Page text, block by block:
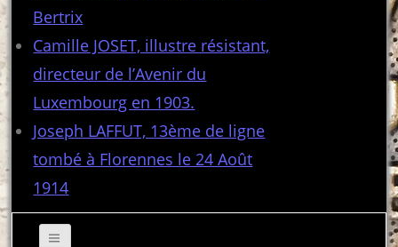
Bertrix
Camille JOSET, illustre résistant,
directeur de l’Avenir du
Luxembourg en 1903.
Joseph LAFFUT, 13ème de ligne
tombé à Florennes le 24 Août
1914